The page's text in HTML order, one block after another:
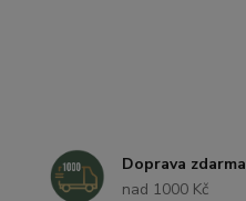
Doprava zdarma
nad 1000 Kč